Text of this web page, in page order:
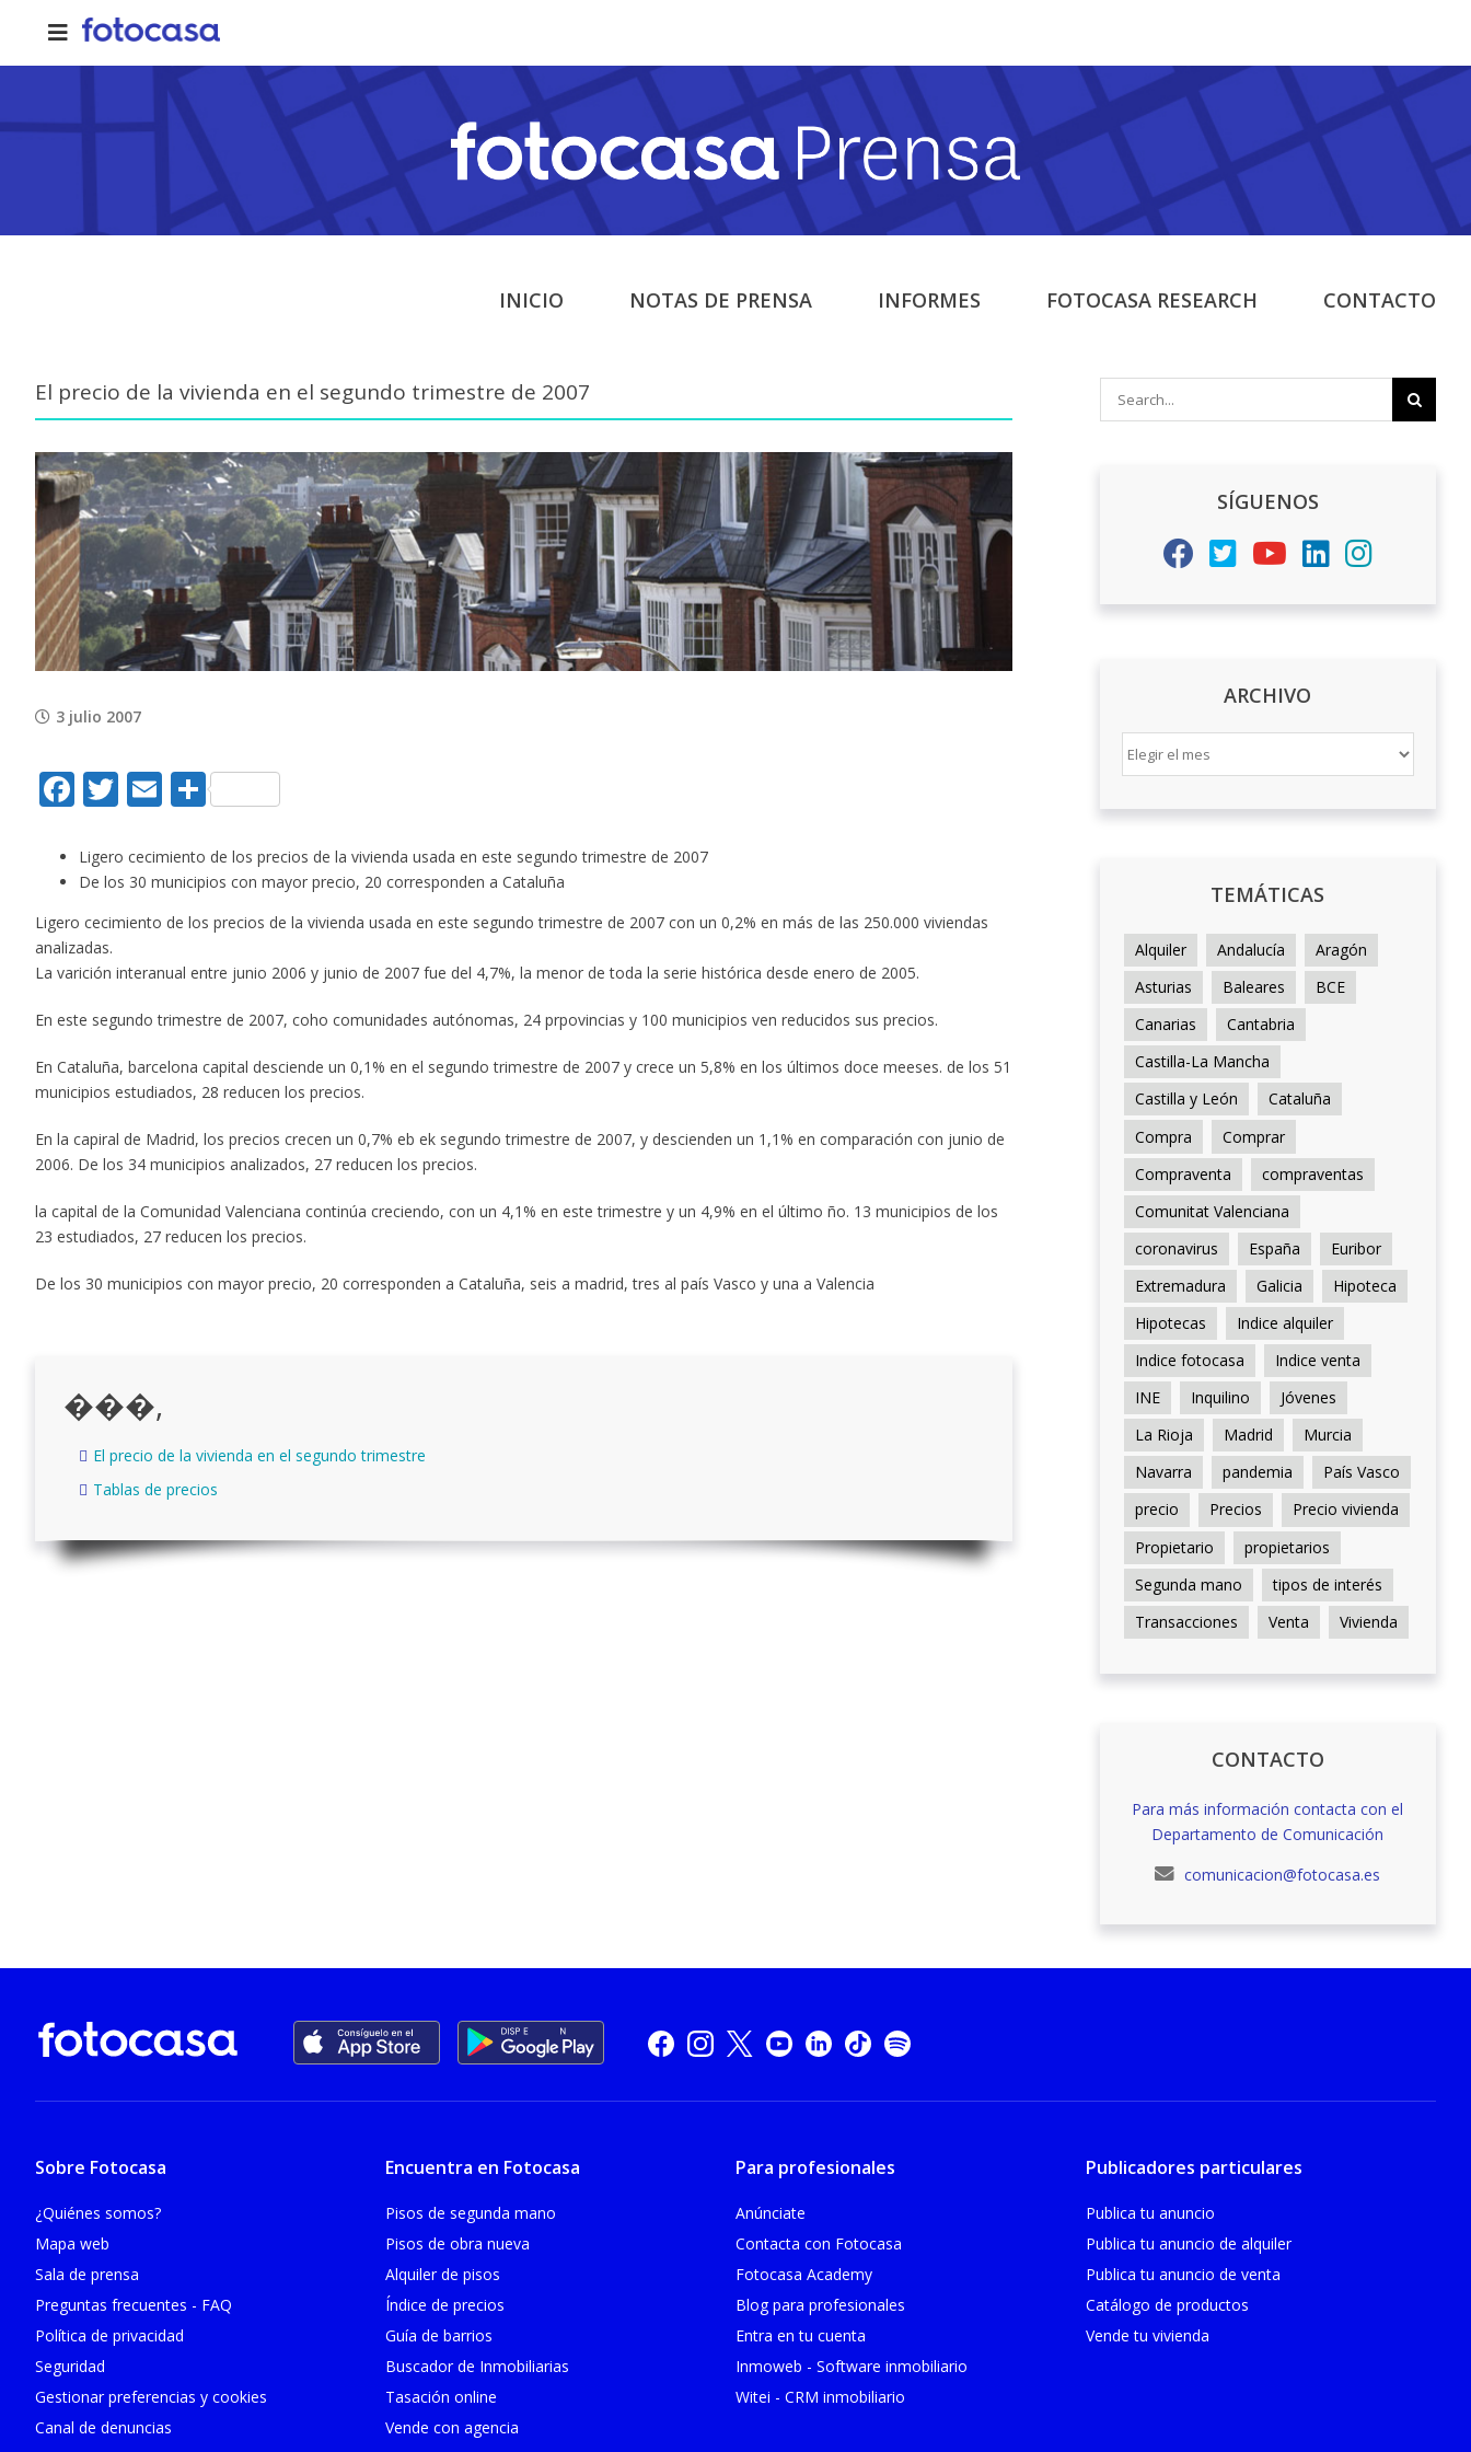
content
INICIO NOTAS DE PRENSA INFORMES FOTOCASA RESEARCH CONTACTO
El precio de la vivienda en el segundo trimestre de 2007
View
Larger
Image
3 julio 2007
Facebook
Twitter
EmailCompartir
Ligero cecimiento de los precios de la vivienda usada en este segundo trimestre de 2007
De los 30 municipios con mayor precio, 20 corresponden a Cataluña
Ligero cecimiento de los precios de la vivienda usada en este segundo trimestre de 2007 con un 0,2% en más de las 250.000 viviendas
analizadas.
La varición interanual entre junio 2006 y junio de 2007 fue del 4,7%, la menor de toda la serie histórica desde enero de 2005.
En este segundo trimestre de 2007, coho comunidades autónomas, 24 prpovincias y 100 municipios ven reducidos sus precios.
En Cataluña, barcelona capital desciende un 0,1% en el segundo trimestre de 2007 y crece un 5,8% en los últimos doce meeses. de los 51
municipios estudiados, 28 reducen los precios.
En la capiral de Madrid, los precios crecen un 0,7% eb ek segundo trimestre de 2007, y descienden un 1,1% en comparación con junio de
2006. De los 34 municipios analizados, 27 reducen los precios.
la capital de la Comunidad Valenciana continúa creciendo, con un 4,1% en este trimestre y un 4,9% en el último ño. 13 municipios de los
23 estudiados, 27 reducen los precios.
De los 30 municipios con mayor precio, 20 corresponden a Cataluña, seis a madrid, tres al país Vasco y una a Valencia
���,
El precio de la vivienda en el segundo trimestre
Tablas de precios
SÍGUENOS
ARCHIVO
ARCHIVO
TEMÁTICAS
Alquiler Andalucía
Aragón
Asturias
Baleares
BCE
Canarias
Cantabria
Castilla-La Mancha
Castilla y León
Cataluña
Compra
Comprar
Compraventa
compraventas
Comunitat Valenciana
coronavirus
España
Euribor
Extremadura
Galicia
Hipoteca
Hipotecas
Indice alquiler
Indice fotocasa
Indice venta
INE
Inquilino
Jóvenes
La Rioja
Madrid
Murcia
Navarra
pandemia
País Vasco
precio
Precios
Precio vivienda
Propietario
propietarios
Segunda mano
tipos de interés
Transacciones
Venta Vivienda
CONTACTO
Para más información contacta con el
Departamento de Comunicación
comunicacion@fotocasa.es
Sobre Fotocasa
¿Quiénes somos?
Mapa web
Sala de prensa
Preguntas frecuentes - FAQ
Política de privacidad
Seguridad
Gestionar preferencias y cookies
Canal de denuncias
Encuentra en Fotocasa
Pisos de segunda mano
Pisos de obra nueva
Alquiler de pisos
Índice de precios
Guía de barrios
Buscador de Inmobiliarias
Tasación online
Vende con agencia
Para profesionales
Anúnciate
Contacta con Fotocasa
Fotocasa Academy
Blog para profesionales
Entra en tu cuenta
Inmoweb - Software inmobiliario
Witei - CRM inmobiliario
Publicadores particulares
Publica tu anuncio
Publica tu anuncio de alquiler
Publica tu anuncio de venta
Catálogo de productos
Vende tu vivienda